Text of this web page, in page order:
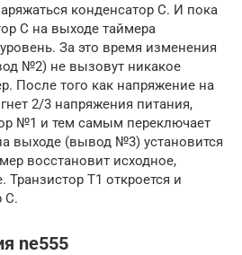
конденсатор С. И пока
С на выходе таймера
За это время изменения
№2) не вызовут никакое
После того как напряжение на
2/3 напряжения питания,
№1 и тем самым переключает
выходе (вывод №3) установится
восстановит исходное,
Транзистор Т1 откроется и
С.
ne555